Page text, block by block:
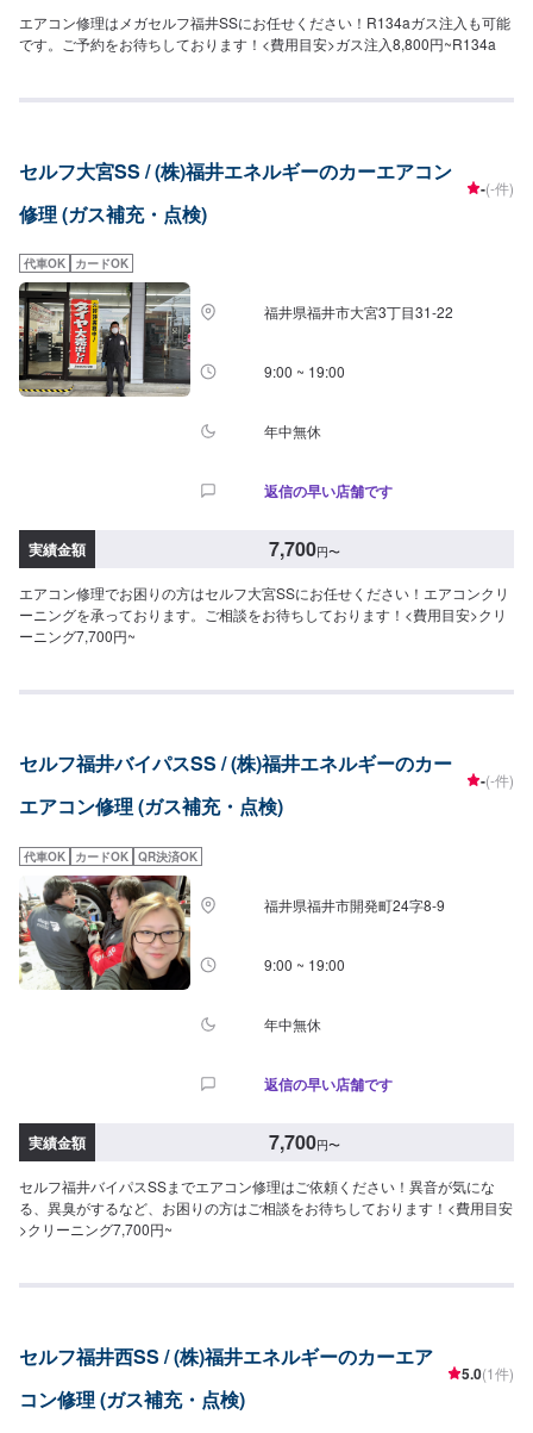
エアコン修理はメガセルフ福井SSにお任せください！R134aガス注入も可能
です。ご予約をお待ちしております！<費用目安>ガス注入8,800円~R134a
セルフ大宮SS / (株)福井エネルギーのカーエアコン
修理 (ガス補充・点検)
-(-件)
代車OK カードOK
福井県福井市大宮3丁目31-22
9:00 ~ 19:00
年中無休
返信の早い店舗です
実績金額 7,700円〜
エアコン修理でお困りの方はセルフ大宮SSにお任せください！エアコンクリ
ーニングを承っております。ご相談をお待ちしております！<費用目安>クリ
ーニング7,700円~
セルフ福井バイパスSS / (株)福井エネルギーのカー
エアコン修理 (ガス補充・点検)
-(-件)
代車OK カードOK QR決済OK
福井県福井市開発町24字8-9
9:00 ~ 19:00
年中無休
返信の早い店舗です
実績金額 7,700円〜
セルフ福井バイパスSSまでエアコン修理はご依頼ください！異音が気にな
る、異臭がするなど、お困りの方はご相談をお待ちしております！<費用目安
>クリーニング7,700円~
セルフ福井西SS / (株)福井エネルギーのカーエア
コン修理 (ガス補充・点検)
5.0(1件)